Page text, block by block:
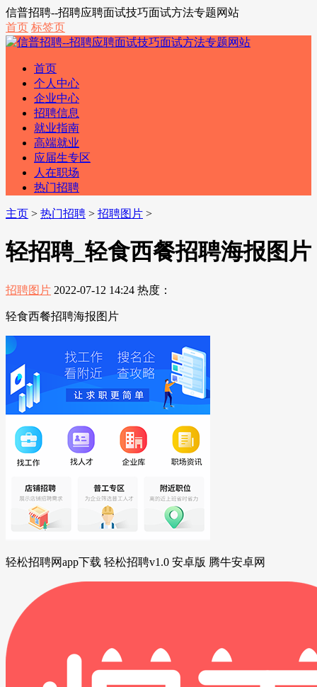
信普招聘--招聘应聘面试技巧面试方法专题网站
首页 标签页
首页
个人中心
企业中心
招聘信息
就业指南
高端就业
应届生专区
人在职场
热门招聘
主页 > 热门招聘 > 招聘图片 >
轻招聘_轻食西餐招聘海报图片
招聘图片 2022-07-12 14:24 热度：
轻食西餐招聘海报图片
轻松招聘网app下载 轻松招聘v1.0 安卓版 腾牛安卓网